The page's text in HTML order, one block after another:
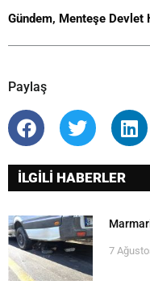
Gündem, Menteşe Devlet
Paylaş
İLGİLİ HABERLER
7